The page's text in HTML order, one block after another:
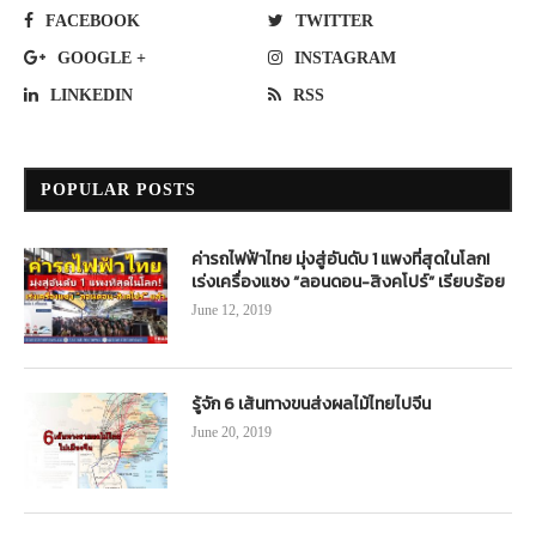
FACEBOOK TWITTER
GOOGLE + INSTAGRAM
LINKEDIN RSS
POPULAR POSTS
ค่ารถไฟฟ้าไทย มุ่งสู่อันดับ 1 แพงที่สุดในโลก!
เร่งเครื่องแซง “ลอนดอน-สิงคโปร์” เรียบร้อย
June 12, 2019
รู้จัก 6 เส้นทางขนส่งผลไม้ไทยไปจีน
June 20, 2019